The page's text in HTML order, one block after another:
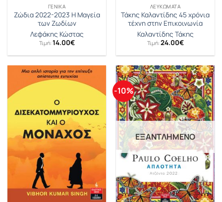
ΓΕΝΙΚΆ
Ζώδια 2022-2023 Η Μαγεία
των Ζωδίων
Λεφάκης Κώστας
Τιμή: 14.00€
ΛΕΥΚΏΜΑΤΑ
Τάκης Καλαντίδης 45 χρόνια
τέχνη στην Επικοινωνία
Καλαντίδης Τάκης
Τιμή: 24.00€
-10%
ΕΞΑΝΤΛΗΜΈΝΟ